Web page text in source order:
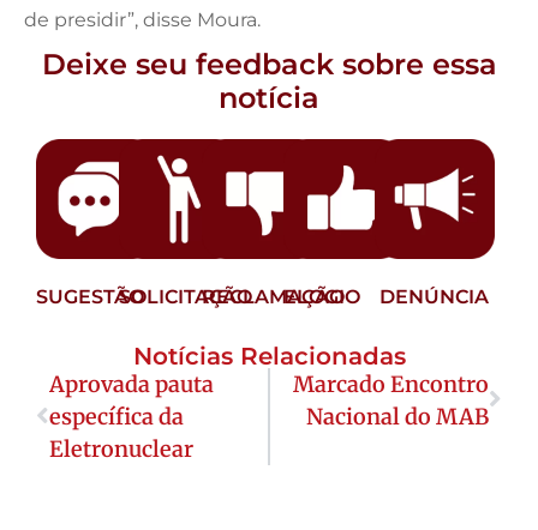
de presidir”, disse Moura.
Deixe seu feedback sobre essa
notícia
SUGESTÃOSOLICITAÇÃORECLAMAÇÃO
ELOGIO DENÚNCIA
Notícias Relacionadas
Aprovada pauta
específica da
Eletronuclear
Marcado Encontro
Nacional do MAB